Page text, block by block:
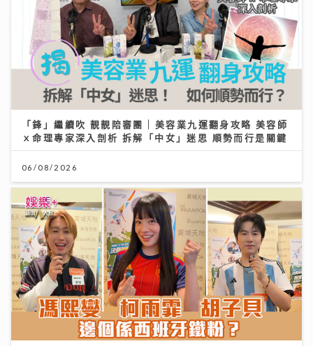
「鋒」繼續吹 靚靚陪審團 | 美容業九運翻身攻略 美容師
ｘ命理專家深入剖析 拆解「中女」迷思 順勢而行是關鍵
06/08/2026